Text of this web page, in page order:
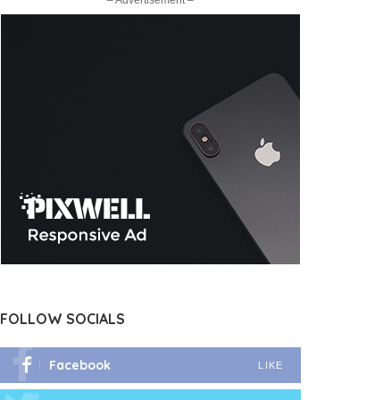
FOLLOW SOCIALS
Facebook LIKE